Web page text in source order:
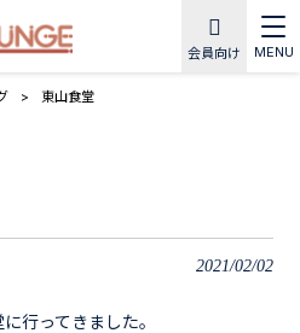
会員向け MENU
> 東山食堂
2021/02/02
行ってきました。